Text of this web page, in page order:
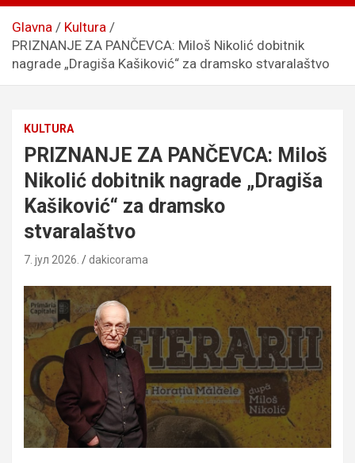
Glavna
Kultura
PRIZNANJE ZA PANČEVCA: Miloš Nikolić dobitnik
nagrade „Dragiša Kašiković“ za dramsko stvaralaštvo
KULTURA
PRIZNANJE ZA PANČEVCA: Miloš
Nikolić dobitnik nagrade „Dragiša
Kašiković“ za dramsko
stvaralaštvo
7. јул 2026. dakicorama